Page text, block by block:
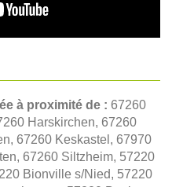
à proximité de : 67260
Harskirchen, 67260
67260 Keskastel, 67970
67260 Siltzheim, 57220
Bionville s/Nied, 57220